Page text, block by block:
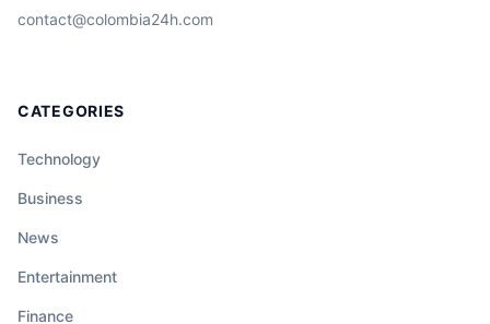
contact@colombia24h.com
CATEGORIES
Technology
Business
News
Entertainment
Finance